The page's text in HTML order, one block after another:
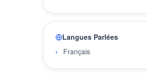
Langues Parlées
Français